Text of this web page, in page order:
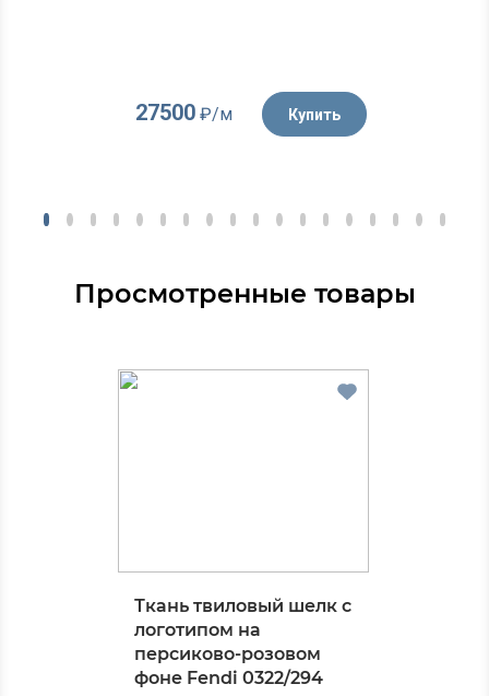
27500₽/м Купить
Просмотренные товары
Ткань твиловый шелк с
логотипом на
персиково-розовом
фоне Fendi 0322/294